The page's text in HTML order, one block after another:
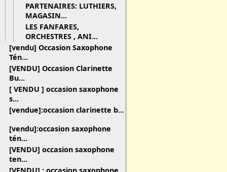
PARTENAIRES: LUTHIERS,
MAGASIN...
LES FANFARES,
ORCHESTRES , ANI...
[vendu] Occasion Saxophone
Tén...
[VENDU] Occasion Clarinette
Bu...
[ VENDU ] occasion saxophone
s...
[vendue]:occasion clarinette b...
[vendu]:occasion saxophone
tén...
[VENDU] occasion saxophone
ten...